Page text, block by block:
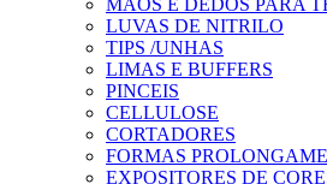
MÃOS E DEDOS PARA
LUVAS DE NITRILO
TIPS /UNHAS
LIMAS E BUFFERS
PINCEIS
CELLULOSE
CORTADORES
FORMAS
EXPOSITORES DE